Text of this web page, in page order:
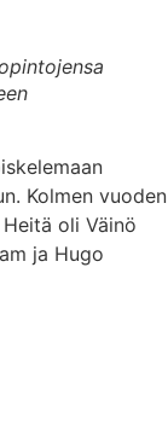
Kolmen vuoden
oli Väinö
ja Hugo